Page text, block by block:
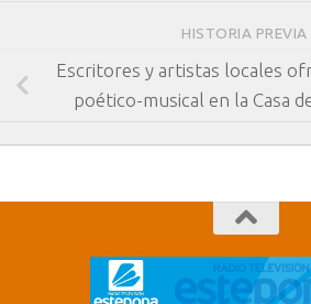
HISTORIA PREVIA
Escritores y artistas locales
poético-musical en la Casa